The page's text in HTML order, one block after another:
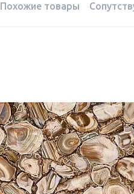
Похожие товары